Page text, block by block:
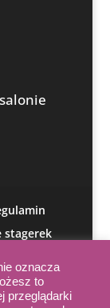
stagerek
oznacza
to
przeglądarki